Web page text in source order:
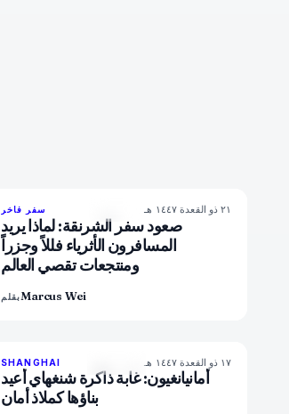
82% 81 سفر فاخر ٢١ ذو القعدة ١٤٤٧ هـ
صعود سفر الشرنقة: لماذا يريد
المسافرون الأثرياء فللاً وجزراً
ومنتجعات تقصي العالم
بقلمMarcus Wei
96% 78
SHANGHAI ١٧ ذو القعدة ١٤٤٧ هـ
أمانيانغيون: غابة ذاكرة شنغهاي أُعيد
بناؤها كملاذ أمان